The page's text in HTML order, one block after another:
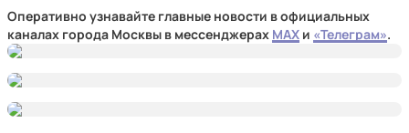
Оперативно узнавайте главные новости в официальных
каналах города Москвы в мессенджерах MAX и «Телеграм».